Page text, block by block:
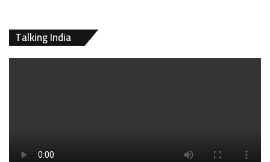
Talking India